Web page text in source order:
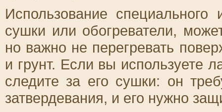
Использование
сушки или обогреватели,
но важно не перегревать
и грунт. Если вы используете
следите за его сушки: он
затвердевания, и его нужно